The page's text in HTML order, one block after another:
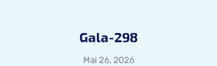
Gala-298
Mai 26, 2026